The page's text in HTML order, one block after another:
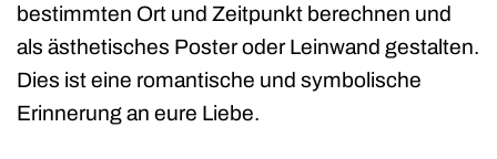
bestimmten Ort und Zeitpunkt berechnen und
als ästhetisches Poster oder Leinwand gestalten.
Dies ist eine romantische und symbolische
Erinnerung an eure Liebe.